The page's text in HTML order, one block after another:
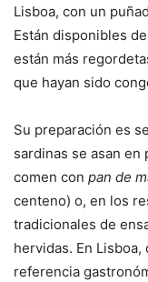
Lisboa, con un
Están disponibles
están más
que hayan sido
Su preparación es
sardinas se asan
comen con pan de
centeno) o, en los
tradicionales de
hervidas. En Lisboa,
referencia